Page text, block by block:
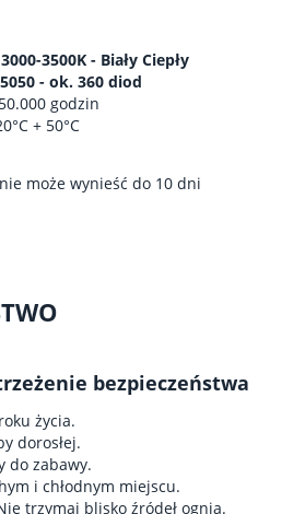
3000-3500K - Biały Ciepły
- ok. 360 diod
godzin
+ 50°C
może wynieść do 10 dni
bezpieczeństwa
życia.
dorosłej.
do zabawy.
i chłodnym miejscu.
trzymaj blisko źródeł ognia.